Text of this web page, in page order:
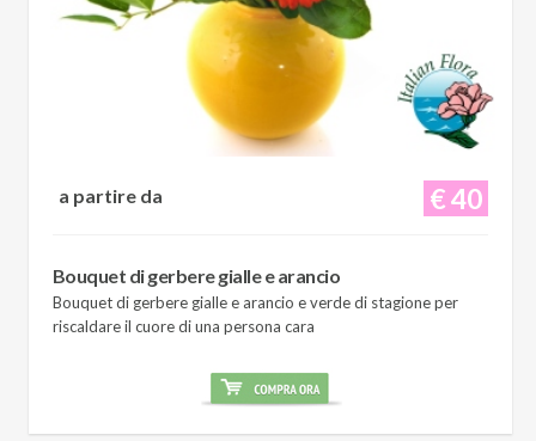
€ 40
a partire da
Bouquet di gerbere gialle e arancio
Bouquet di gerbere gialle e arancio e verde di stagione per
riscaldare il cuore di una persona cara